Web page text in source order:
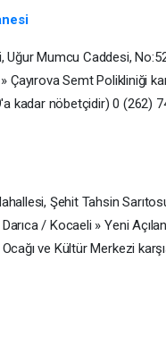
Uğur Mumcu Caddesi,
Çayırova Semt Polikliniği
kadar nöbetçidir) 0 (262)
Şehit Tahsin
/ Kocaeli » Yeni Açılan
ve Kültür Merkezi